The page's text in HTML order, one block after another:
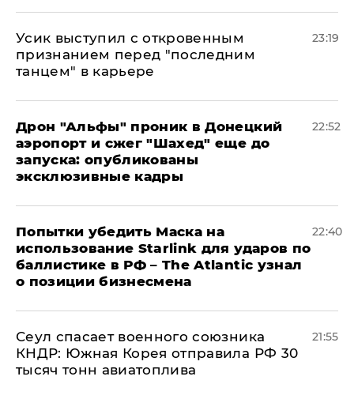
Усик выступил с откровенным
признанием перед "последним
танцем" в карьере
23:19
Дрон "Альфы" проник в Донецкий
аэропорт и сжег "Шахед" еще до
запуска: опубликованы
эксклюзивные кадры
22:52
Попытки убедить Маска на
использование Starlink для ударов по
баллистике в РФ – The Atlantic узнал
о позиции бизнесмена
22:40
​Сеул спасает военного союзника
КНДР: Южная Корея отправила РФ 30
тысяч тонн авиатоплива
21:55